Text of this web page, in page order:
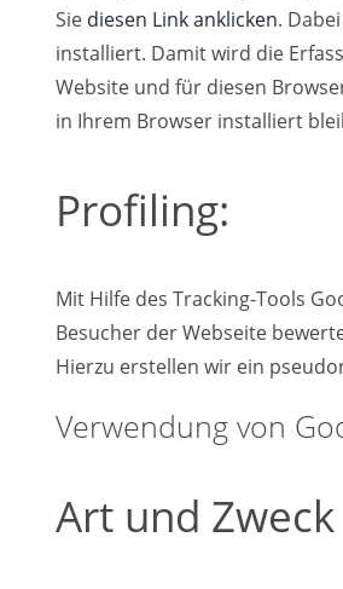
Sie diesen Link anklicken.
installiert. Damit wird die
Website und für diesen
in Ihrem Browser installiert
Profiling:
Mit Hilfe des Tracking-Tools
Besucher der Webseite
Hierzu erstellen wir ein
Verwendung von
Art und